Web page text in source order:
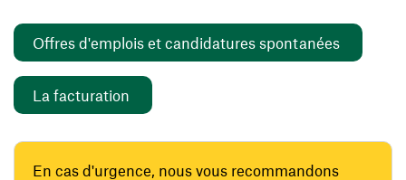
Offres d'emplois et candidatures spontanées
La facturation
En cas d'urgence, nous vous recommandons